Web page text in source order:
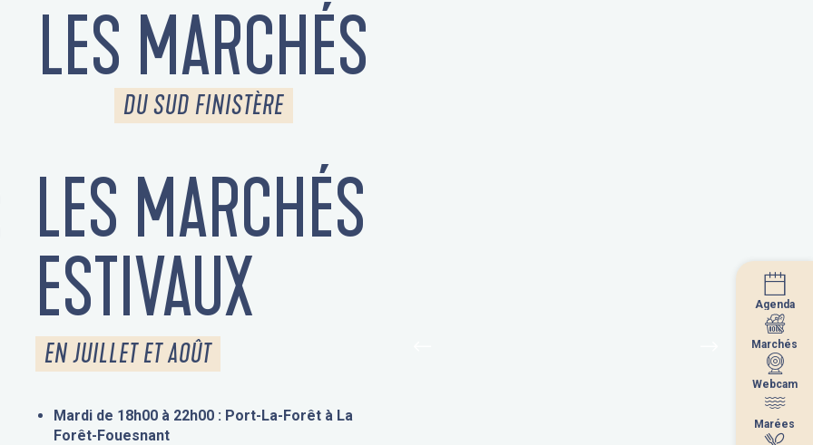
Agenda
Marchés
Webcam
Marées
LES MARCHÉS
DU SUD FINISTÈRE
LES MARCHÉS
ESTIVAUX
EN JUILLET ET AOÛT
Mardi de 18h00 à 22h00 : Port-La-Forêt à La
Forêt-Fouesnant